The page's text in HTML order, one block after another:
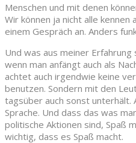
Menschen und mit denen
Wir können ja nicht alle
einem Gespräch an. Anders
Und was aus meiner
wenn man anfängt auch als
achtet auch irgendwie keine
benutzen. Sondern mit den
tagsüber auch sonst unterhält.
Sprache. Und dass das was
politische Aktionen sind, Spaß
wichtig, dass es Spaß macht.